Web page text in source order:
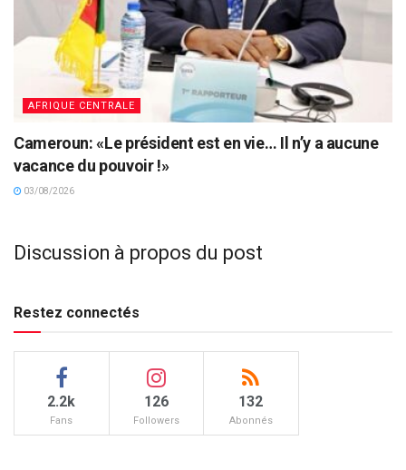
AFRIQUE CENTRALE
Cameroun: «Le président est en vie… Il n’y a aucune
vacance du pouvoir !»
03/08/2026
Discussion à propos du post
Restez connectés
2.2k
Fans
126
Followers
132
Abonnés